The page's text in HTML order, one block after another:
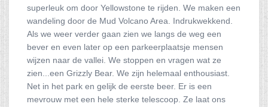
superleuk om door Yellowstone te rijden. We maken een
wandeling door de Mud Volcano Area. Indrukwekkend.
Als we weer verder gaan zien we langs de weg een
bever en even later op een parkeerplaatsje mensen
wijzen naar de vallei. We stoppen en vragen wat ze
zien...een Grizzly Bear. We zijn helemaal enthousiast.
Net in het park en gelijk de eerste beer. Er is een
mevrouw met een hele sterke telescoop. Ze laat ons